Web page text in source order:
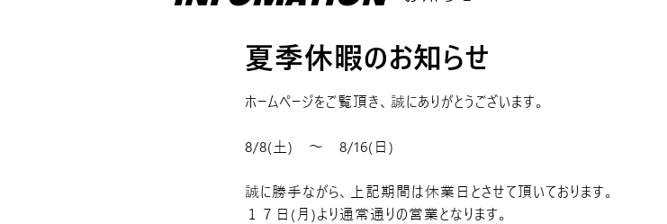
夏季休暇のお知らせ
ホームページをご覧頂き、誠にありがとうございます。
8/8(土) ～ 8/16(日)
誠に勝手ながら、上記期間は休業日とさせて頂いております。
１７日(月)より通常通りの営業となります。